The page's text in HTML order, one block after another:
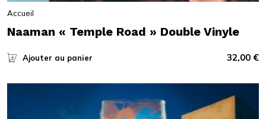
Accueil
Naaman « Temple Road » Double Vinyle
Ajouter au panier 32,00 €